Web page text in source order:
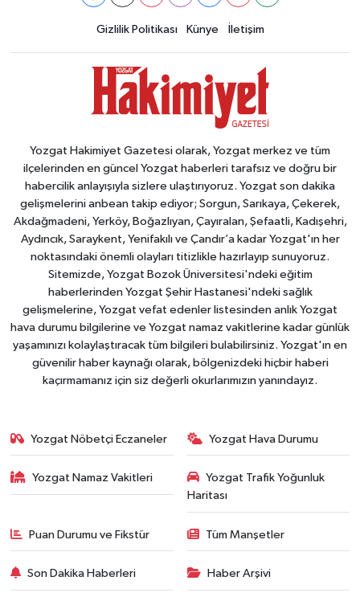
Gizlilik Politikası Künye İletişim
Yozgat Hakimiyet Gazetesi olarak, Yozgat merkez ve tüm
ilçelerinden en güncel Yozgat haberleri tarafsız ve doğru bir
habercilik anlayışıyla sizlere ulaştırıyoruz. Yozgat son dakika
gelişmelerini anbean takip ediyor; Sorgun, Sarıkaya, Çekerek,
Akdağmadeni, Yerköy, Boğazlıyan, Çayıralan, Şefaatli, Kadışehri,
Aydıncık, Saraykent, Yenifakılı ve Çandır’a kadar Yozgat'ın her
noktasındaki önemli olayları titizlikle hazırlayıp sunuyoruz.
Sitemizde, Yozgat Bozok Üniversitesi'ndeki eğitim
haberlerinden Yozgat Şehir Hastanesi'ndeki sağlık
gelişmelerine, Yozgat vefat edenler listesinden anlık Yozgat
hava durumu bilgilerine ve Yozgat namaz vakitlerine kadar günlük
yaşamınızı kolaylaştıracak tüm bilgileri bulabilirsiniz. Yozgat'ın en
güvenilir haber kaynağı olarak, bölgenizdeki hiçbir haberi
kaçırmamanız için siz değerli okurlarımızın yanındayız.
Yozgat Nöbetçi Eczaneler Yozgat Hava Durumu
Yozgat Namaz Vakitleri
Yozgat Trafik Yoğunluk
Haritası
Puan Durumu ve Fikstür Tüm Manşetler
Son Dakika Haberleri Haber Arşivi